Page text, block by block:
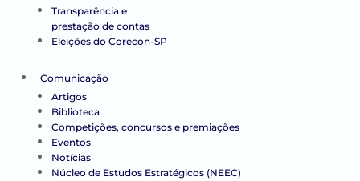
Transparência e
prestação de contas
Eleições do Corecon-SP
Comunicação
Artigos
Biblioteca
Competições, concursos e premiações
Eventos
Notícias
Núcleo de Estudos Estratégicos (NEEC)